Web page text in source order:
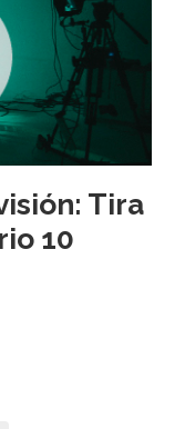
Tira
10